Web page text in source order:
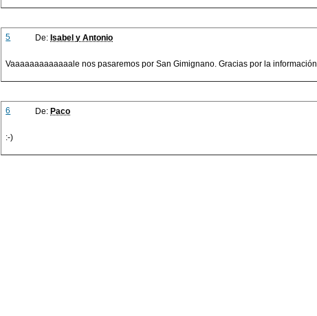
5 De: Isabel y Antonio
Vaaaaaaaaaaaaale nos pasaremos por San Gimignano. Gracias por la información
6 De: Paco
:-)